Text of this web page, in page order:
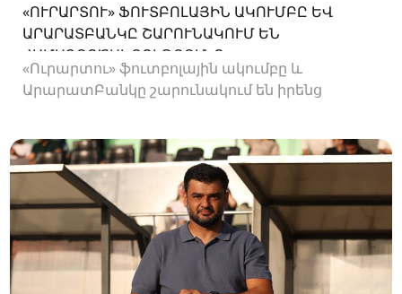
«ՈՒՐԱՐՏՈՒ» ՖՈՒՏԲՈԼԱՅԻՆ ԱԿՈՒՄԲԸ ԵՎ
ԱՐԱՐԱՏԲԱՆԿԸ ՇԱՐՈՒՆԱԿՈՒՄ ԵՆ
ՀԱՄԱԳՈՐԾԱԿՑՈՒԹՅՈՒՆԸ
«Ուրարտու» ֆուտբոլային ակումբը և
ԱրարատԲանկը շարունակում են իրենց